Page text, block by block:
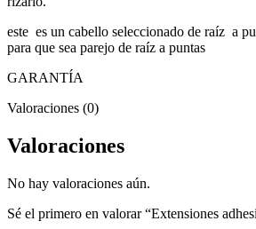
este es un cabello seleccionado de raíz a
para que sea parejo de raíz a puntas
GARANTÍA
Valoraciones (0)
Valoraciones
No hay valoraciones aún.
Sé el primero en valorar “Extensiones